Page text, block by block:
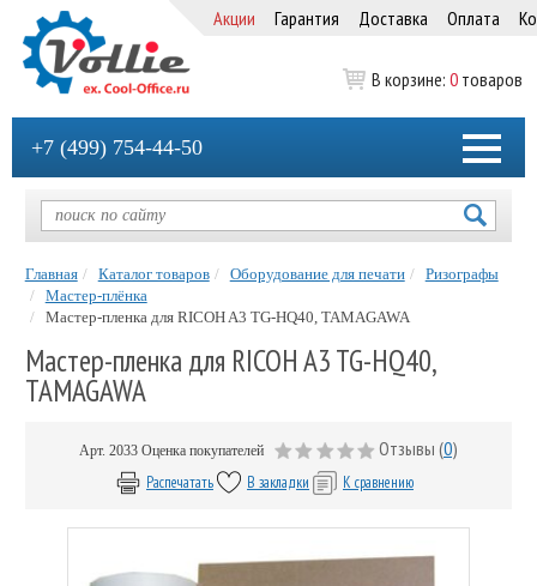
Акции Гарантия Доставка Оплата
В корзине: 0 товаров
+7 (499) 754-44-50
Главная Каталог товаров Оборудование для печати
Ризографы
Мастер-плёнка
Мастер-пленка для RICOH A3 TG-HQ40, TAMAGAWA
Мастер-пленка для RICOH A3 TG-HQ40,
TAMAGAWA
Арт. 2033 Оценка покупателей Отзывы (0)
Распечатать В закладки К сравнению